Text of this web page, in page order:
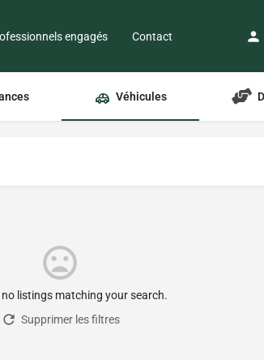
engagés Contact
Véhicules
no listings matching your search.
Supprimer les filtres